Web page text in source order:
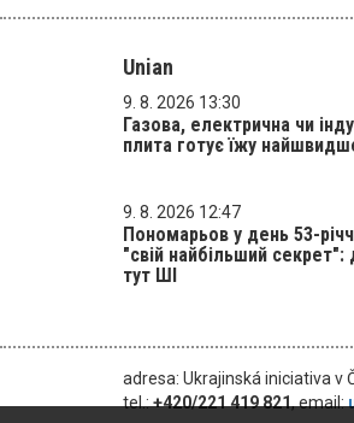
Unian
9. 8. 2026 13:30
Газова, електрична чи
плита готує їжу
9. 8. 2026 12:47
Пономарьов у день 53-
"свій найбільший секрет":
тут ШІ
adresa: Ukrajinská iniciativa v
tel.:+420/221 419 821, email: